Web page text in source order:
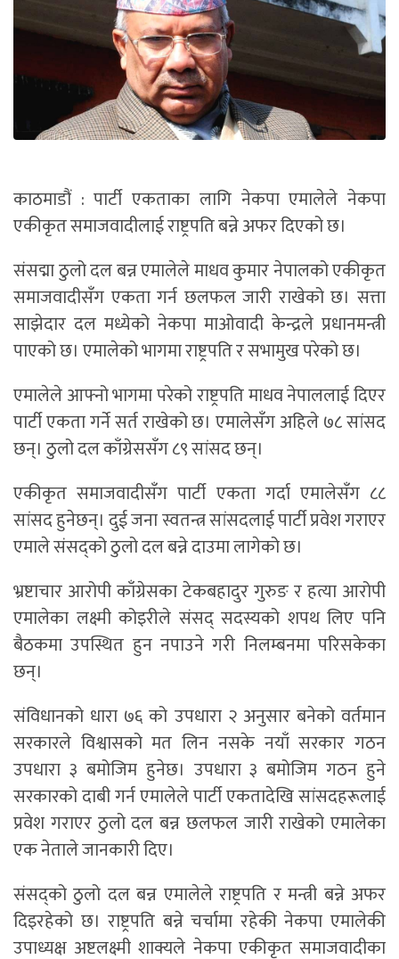
काठमाडौं : पार्टी एकताका लागि नेकपा एमालेले नेकपा
एकीकृत समाजवादीलाई राष्ट्रपति बन्ने अफर दिएको छ।
संसद्मा ठुलो दल बन्न एमालेले माधव कुमार नेपालको एकीकृत
समाजवादीसँग एकता गर्न छलफल जारी राखेको छ। सत्ता
साझेदार दल मध्येको नेकपा माओवादी केन्द्रले प्रधानमन्त्री
पाएको छ। एमालेको भागमा राष्ट्रपति र सभामुख परेको छ।
एमालेले आफ्नो भागमा परेको राष्ट्रपति माधव नेपाललाई दिएर
पार्टी एकता गर्ने सर्त राखेको छ। एमालेसँग अहिले ७८ सांसद
छन्। ठुलो दल काँग्रेससँग ८९ सांसद छन्।
एकीकृत समाजवादीसँग पार्टी एकता गर्दा एमालेसँग ८८
सांसद हुनेछन्। दुई जना स्वतन्त्र सांसदलाई पार्टी प्रवेश गराएर
एमाले संसद्को ठुलो दल बन्ने दाउमा लागेको छ।
भ्रष्टाचार आरोपी काँग्रेसका टेकबहादुर गुरुङ र हत्या आरोपी
एमालेका लक्ष्मी कोइरीले संसद् सदस्यको शपथ लिए पनि
बैठकमा उपस्थित हुन नपाउने गरी निलम्बनमा परिसकेका
छन्।
संविधानको धारा ७६ को उपधारा २ अनुसार बनेको वर्तमान
सरकारले विश्वासको मत लिन नसके नयाँ सरकार गठन
उपधारा ३ बमोजिम हुनेछ। उपधारा ३ बमोजिम गठन हुने
सरकारको दाबी गर्न एमालेले पार्टी एकतादेखि सांसदहरूलाई
प्रवेश गराएर ठुलो दल बन्न छलफल जारी राखेको एमालेका
एक नेताले जानकारी दिए।
संसद्को ठुलो दल बन्न एमालेले राष्ट्रपति र मन्त्री बन्ने अफर
दिइरहेको छ। राष्ट्रपति बन्ने चर्चामा रहेकी नेकपा एमालेकी
उपाध्यक्ष अष्टलक्ष्मी शाक्यले नेकपा एकीकृत समाजवादीका